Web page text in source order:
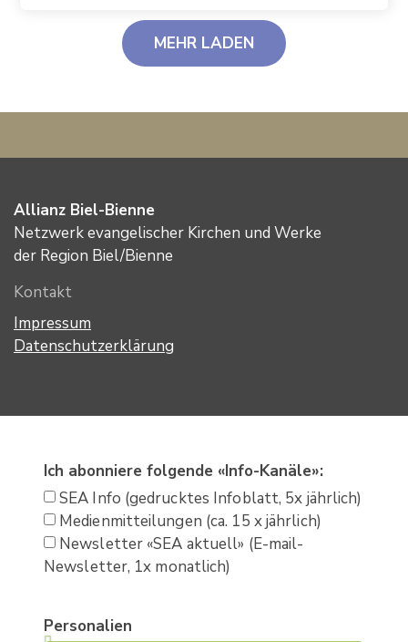
MEHR LADEN
Allianz Biel-Bienne
Netzwerk evangelischer Kirchen und Werke
der Region Biel/Bienne
Kontakt
Impressum
Datenschutzerklärung
Ich abonniere folgende «Info-Kanäle»:
SEA Info (gedrucktes Infoblatt, 5x jährlich)
Medienmitteilungen (ca. 15 x jährlich)
Newsletter «SEA aktuell» (E-mail-
Newsletter, 1x monatlich)
Personalien